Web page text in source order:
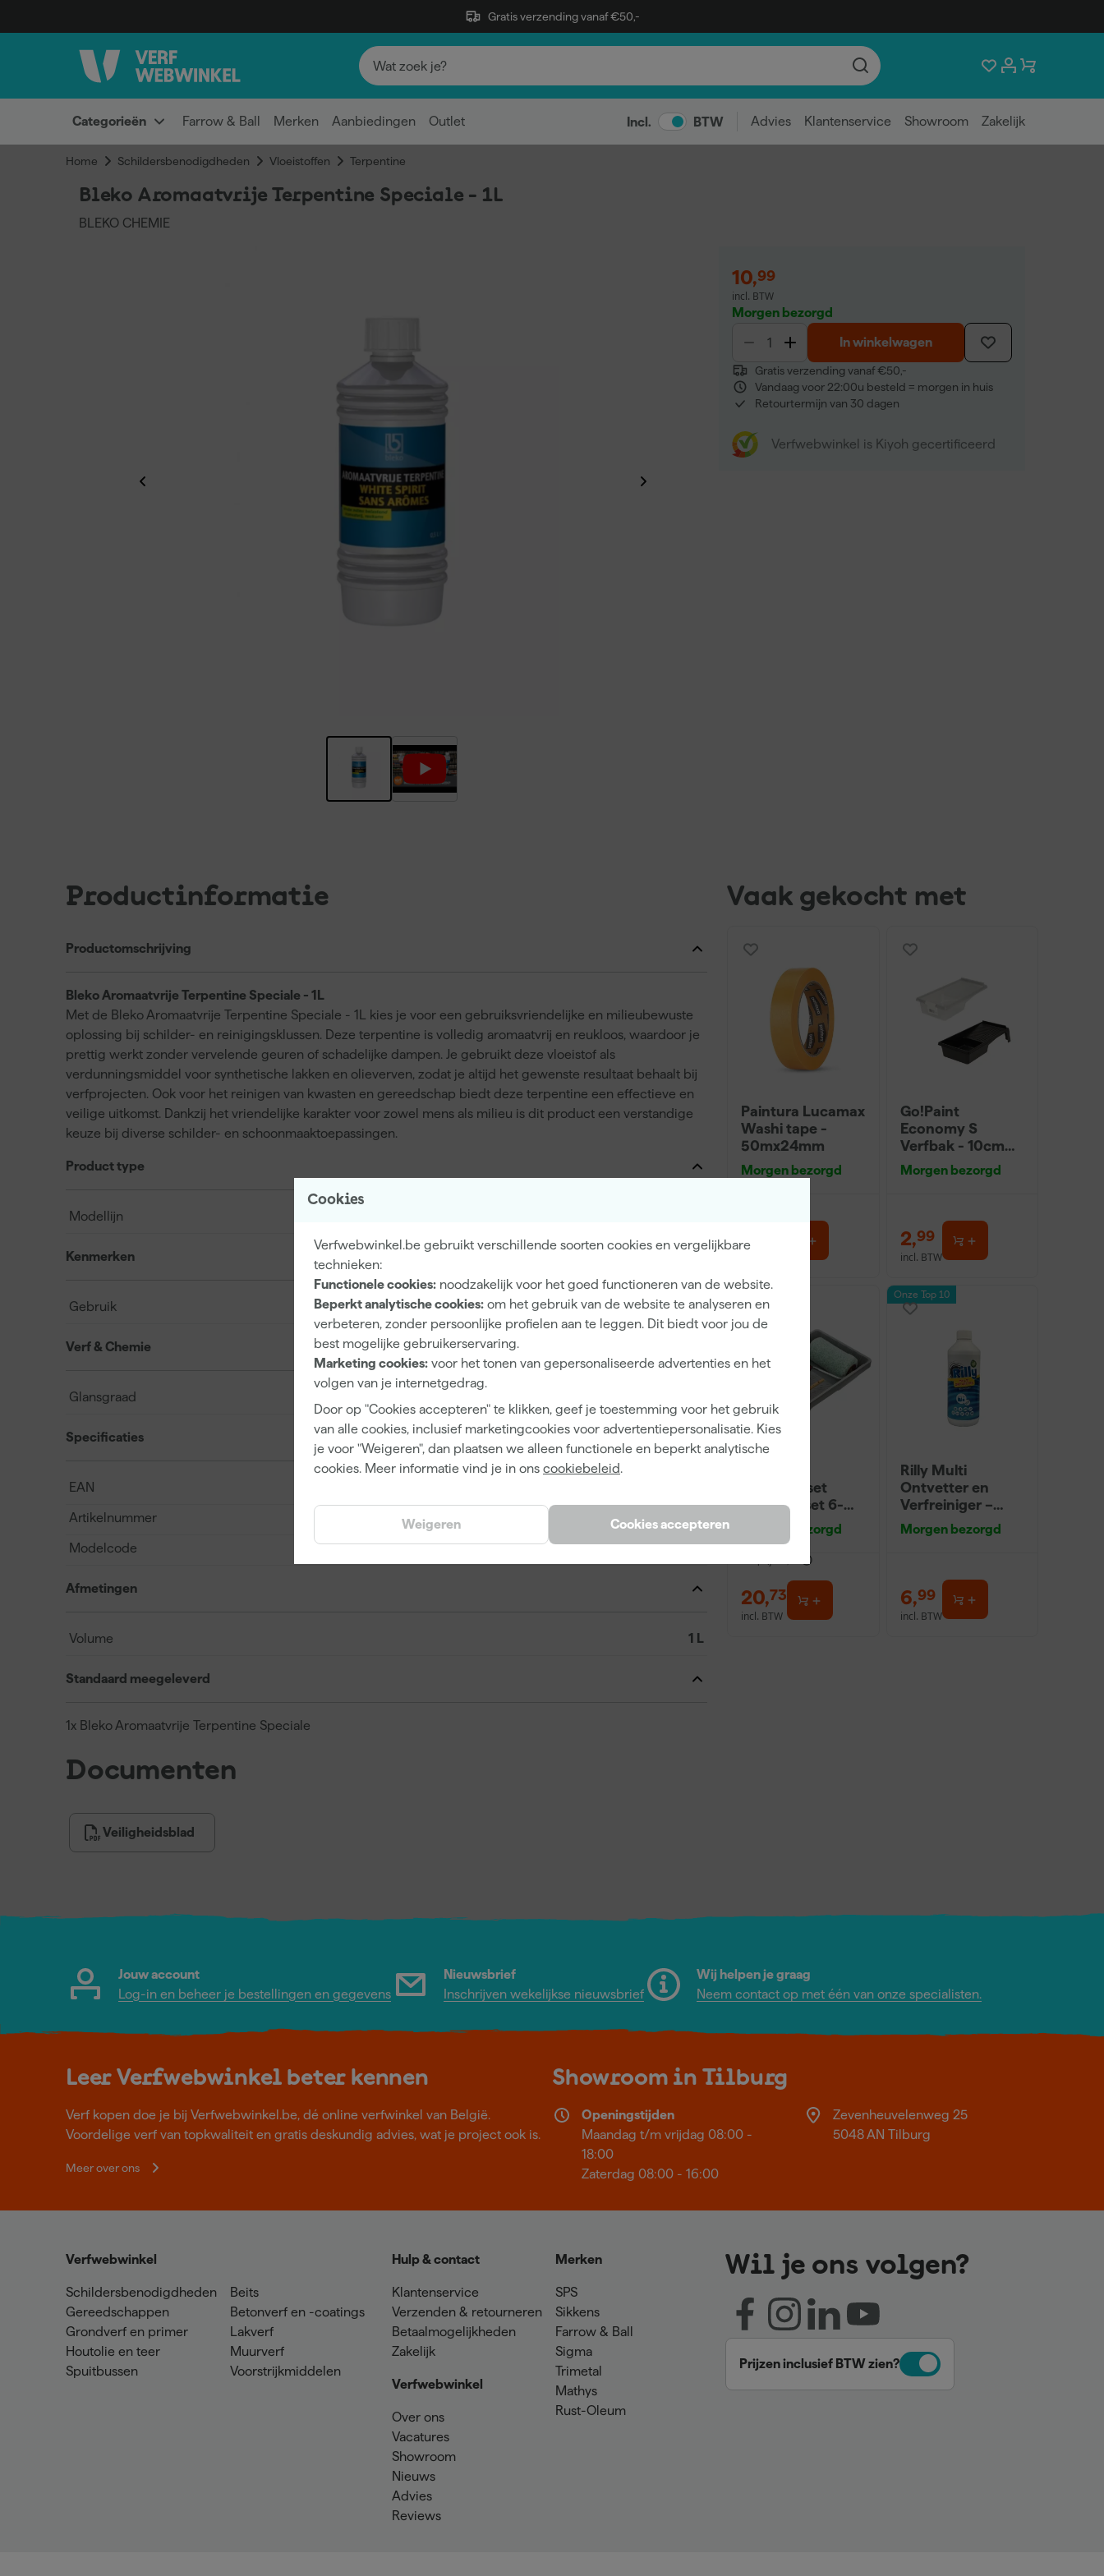
Gratis verzending vanaf €50,-
Categorieën Farrow & Ball Merken Aanbiedingen Outlet Incl. BTW Advies Klantenservice Showroom Zakelijk
Home Schildersbenodigdheden Vloeistoffen Terpentine
Cookies
Verfwebwinkel.be gebruikt verschillende soorten cookies en vergelijkbare
technieken:
Functionele cookies: noodzakelijk voor het goed functioneren van de website.
Beperkt analytische cookies: om het gebruik van de website te analyseren en
verbeteren, zonder persoonlijke profielen aan te leggen. Dit biedt voor jou de
best mogelijke gebruikerservaring.
Marketing cookies: voor het tonen van gepersonaliseerde advertenties en het
volgen van je internetgedrag.
Door op "Cookies accepteren" te klikken, geef je toestemming voor het gebruik
van alle cookies, inclusief marketingcookies voor advertentiepersonalisatie. Kies
je voor "Weigeren", dan plaatsen we alleen functionele en beperkt analytische
cookies. Meer informatie vind je in ons cookiebeleid.
Cookies accepteren
Weigeren
Bleko Aromaatvrije Terpentine Speciale - 1L
BLEKO CHEMIE
10,99
incl. BTW
Morgen bezorgd
In winkelwagen
Gratis verzending vanaf €50,-
Vandaag voor 22:00u besteld = morgen in huis
Retourtermijn van 30 dagen
Verfwebwinkel is Kiyoh gecertificeerd
Productinformatie
Productomschrijving
Bleko Aromaatvrije Terpentine Speciale - 1L
Met de Bleko Aromaatvrije Terpentine Speciale - 1L kies je voor een gebruiksvriendelijke en milieubewuste
oplossing bij schilder- en reinigingsklussen. Deze terpentine is volledig aromaatvrij en reukloos, waardoor je
prettig werkt zonder vervelende geuren of schadelijke dampen. Je gebruikt deze vloeistof als
verdunningsmiddel voor synthetische lakken en olieverven, zodat je altijd het gewenste resultaat behaalt bij
verfprojecten. Ook voor het reinigen van kwasten en gereedschap biedt deze terpentine een effectieve en
veilige uitkomst. Dankzij het vriendelijke karakter voor zowel mens als milieu is dit product een verstandige
keuze bij diverse schilder- en schoonmaaktoepassingen.
Product type
Modellijn
Kenmerken
Gebruik Binnen
Verf & Chemie
Glansgraad
Specificaties
EAN
Artikelnummer 353492
Modelcode 1010121210100-BCE
Afmetingen
Volume 1 L
Standaard meegeleverd
1x Bleko Aromaatvrije Terpentine Speciale
Documenten
Veiligheidsblad
Vaak gekocht met
Paintura Lucamax
Washi tape -
50mx24mm
Morgen bezorgd
3
Go!Paint
Economy S
Verfbak - 10cm
Roller - 15 x 32 cm
+ 5 inzetbakken
Morgen bezorgd
2,99
incl. BTW
Muurverfset
MICMEX set 6-
Morgen bezorgd
20,73
incl. BTW
Onze Top 10
Rilly Multi
Ontvetter en
Verfreiniger –
0,5L
Morgen bezorgd
6,99
incl. BTW
Jouw account
Log-in en beheer je bestellingen en gegevens
Nieuwsbrief
Inschrijven wekelijkse nieuwsbrief
Wij helpen je graag
Neem contact op met één van onze specialisten.
Leer Verfwebwinkel beter kennen
Verf kopen doe je bij Verfwebwinkel.be, dé online verfwinkel van België.
Voordelige verf van topkwaliteit en gratis deskundig advies, wat je project ook is.
Meer over ons
Showroom in Tilburg
Openingstijden
Maandag t/m vrijdag 08:00 -
18:00
Zaterdag 08:00 - 16:00
Zevenheuvelenweg 25
5048 AN Tilburg
Verfwebwinkel
Schildersbenodigdheden
Gereedschappen
Grondverf en primer
Houtolie en teer
Spuitbussen
Beits
Betonverf en -coatings
Lakverf
Muurverf
Voorstrijkmiddelen
Hulp & contact
Klantenservice
Verzenden & retourneren
Betaalmogelijkheden
Zakelijk
Verfwebwinkel
Over ons
Vacatures
Showroom
Nieuws
Advies
Reviews
Merken
SPS
Sikkens
Farrow & Ball
Sigma
Trimetal
Mathys
Rust-Oleum
Wil je ons volgen?
Prijzen inclusief BTW zien?